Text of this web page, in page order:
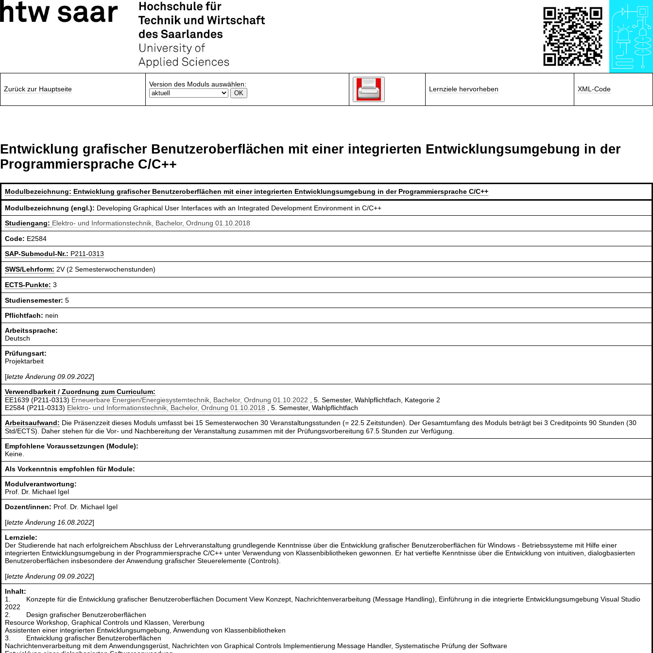
Zurück zur Hauptseite
Version des Moduls auswählen:
Lernziele hervorheben XML-Code
Entwicklung grafischer Benutzeroberflächen mit einer integrierten Entwicklungsumgebung in der
Programmiersprache C/C++
Modulbezeichnung: Entwicklung grafischer Benutzeroberflächen mit einer integrierten Entwicklungsumgebung in der Programmiersprache C/C++
Modulbezeichnung (engl.): Developing Graphical User Interfaces with an Integrated Development Environment in C/C++
Studiengang: Elektro- und Informationstechnik, Bachelor, Ordnung 01.10.2018
Code: E2584
SAP-Submodul-Nr.: P211-0313
SWS/Lehrform: 2V (2 Semesterwochenstunden)
ECTS-Punkte: 3
Studiensemester:5
Pflichtfach: nein
Arbeitssprache:
Deutsch
Prüfungsart:
Projektarbeit
[letzte Änderung 09.09.2022]
Verwendbarkeit / Zuordnung zum Curriculum:
EE1639 (P211-0313) Erneuerbare Energien/Energiesystemtechnik, Bachelor, Ordnung 01.10.2022 , 5. Semester, Wahlpflichtfach, Kategorie 2
E2584 (P211-0313) Elektro- und Informationstechnik, Bachelor, Ordnung 01.10.2018 , 5. Semester, Wahlpflichtfach
Arbeitsaufwand: Die Präsenzzeit dieses Moduls umfasst bei 15 Semesterwochen 30 Veranstaltungsstunden (= 22.5 Zeitstunden). Der Gesamtumfang des Moduls beträgt bei 3 Creditpoints 90 Stunden (30
Std/ECTS). Daher stehen für die Vor- und Nachbereitung der Veranstaltung zusammen mit der Prüfungsvorbereitung 67.5 Stunden zur Verfügung.
Empfohlene Voraussetzungen (Module):
Keine.
Als Vorkenntnis empfohlen für Module:
Modulverantwortung:
Prof. Dr. Michael Igel
Dozent/innen: Prof. Dr. Michael Igel
[letzte Änderung 16.08.2022]
Lernziele:
Der Studierende hat nach erfolgreichem Abschluss der Lehrveranstaltung grundlegende Kenntnisse über die Entwicklung grafischer Benutzeroberflächen für Windows - Betriebssysteme mit Hilfe einer
integrierten Entwicklungsumgebung in der Programmiersprache C/C++ unter Verwendung von Klassenbibliotheken gewonnen. Er hat vertiefte Kenntnisse über die Entwicklung von intuitiven, dialogbasierten
Benutzeroberflächen insbesondere der Anwendung grafischer Steuerelemente (Controls).
[letzte Änderung 09.09.2022]
Inhalt:
1. Konzepte für die Entwicklung grafischer Benutzeroberflächen Document View Konzept, Nachrichtenverarbeitung (Message Handling), Einführung in die integrierte Entwicklungsumgebung Visual Studio
2022
2. Design grafischer Benutzeroberflächen
Resource Workshop, Graphical Controls und Klassen, Vererbung
Assistenten einer integrierten Entwicklungsumgebung, Anwendung von Klassenbibliotheken
3. Entwicklung grafischer Benutzeroberflächen
Nachrichtenverarbeitung mit dem Anwendungsgerüst, Nachrichten von Graphical Controls Implementierung Message Handler, Systematische Prüfung der Software